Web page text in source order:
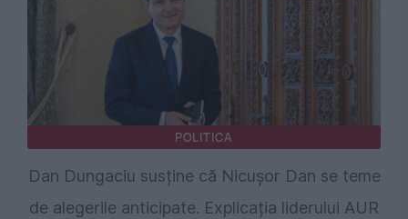
POLITICA
Dan Dungaciu susține că Nicușor Dan se teme
de alegerile anticipate. Explicația liderului AUR